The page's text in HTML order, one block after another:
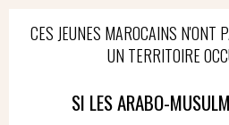
CES JEUNES MAROCAINS N'ONT
UN TERRITOIRE
SI LES ARABO-